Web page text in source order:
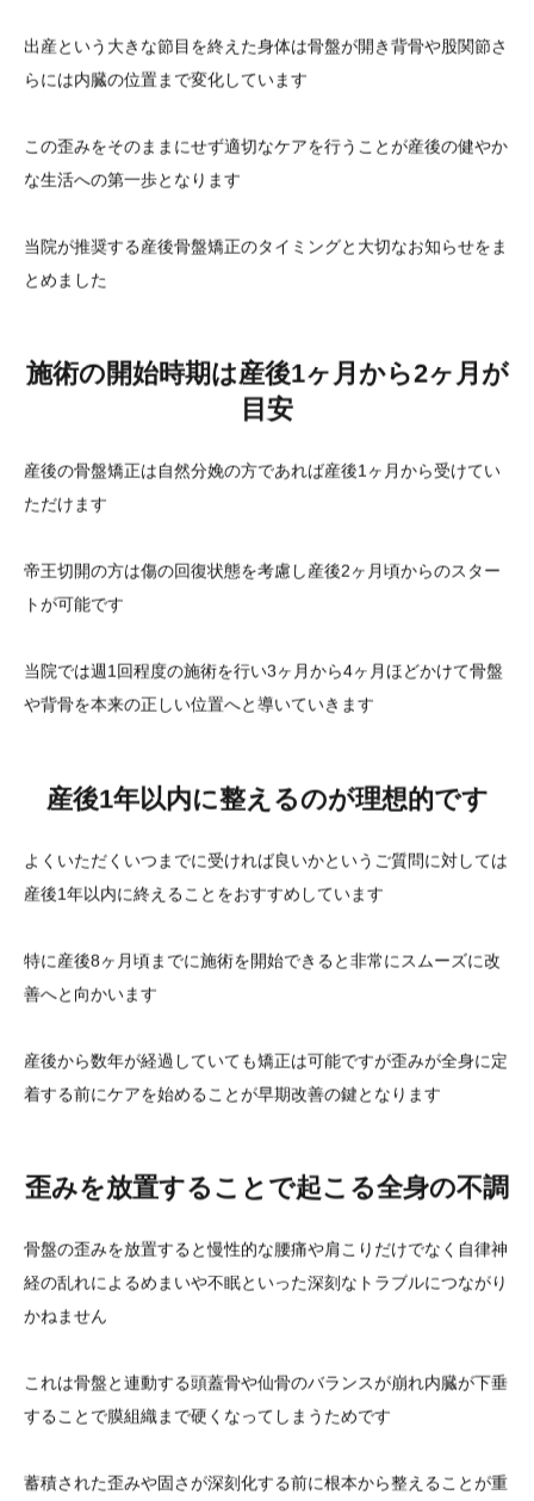
出産という大きな節目を終えた身体は骨盤が開き背骨や股関節さ
らには内臓の位置まで変化しています
この歪みをそのままにせず適切なケアを行うことが産後の健やか
な生活への第一歩となります
当院が推奨する産後骨盤矯正のタイミングと大切なお知らせをま
とめました
施術の開始時期は産後1ヶ月から2ヶ月が
目安
産後の骨盤矯正は自然分娩の方であれば産後1ヶ月から受けてい
ただけます
帝王切開の方は傷の回復状態を考慮し産後2ヶ月頃からのスター
トが可能です
当院では週1回程度の施術を行い3ヶ月から4ヶ月ほどかけて骨盤
や背骨を本来の正しい位置へと導いていきます
産後1年以内に整えるのが理想的です
よくいただくいつまでに受ければ良いかというご質問に対しては
産後1年以内に終えることをおすすめしています
特に産後8ヶ月頃までに施術を開始できると非常にスムーズに改
善へと向かいます
産後から数年が経過していても矯正は可能ですが歪みが全身に定
着する前にケアを始めることが早期改善の鍵となります
歪みを放置することで起こる全身の不調
骨盤の歪みを放置すると慢性的な腰痛や肩こりだけでなく自律神
経の乱れによるめまいや不眠といった深刻なトラブルにつながり
かねません
これは骨盤と連動する頭蓋骨や仙骨のバランスが崩れ内臓が下垂
することで膜組織まで硬くなってしまうためです
蓄積された歪みや固さが深刻化する前に根本から整えることが重